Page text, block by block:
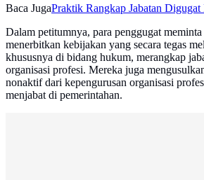
Baca JugaPraktik Rangkap Jabatan
Dalam petitumnya, para penggugat
menerbitkan kebijakan yang secara tegas
khususnya di bidang hukum, merangkap
organisasi profesi. Mereka juga
nonaktif dari kepengurusan organisasi
menjabat di pemerintahan.